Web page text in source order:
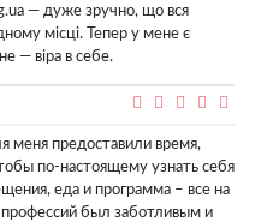
— дуже зручно, що вся
місці. Тепер у мене є
— віра в себе.
меня предоставили время,
по-настоящему узнать себя
еда и программа – все на
был заботливым и